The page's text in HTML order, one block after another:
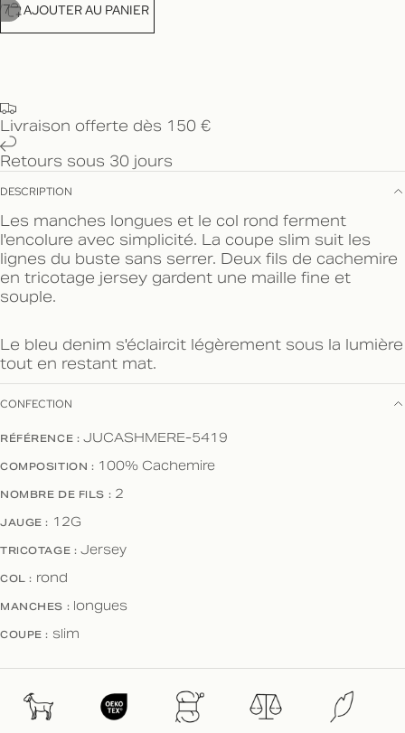
7 AJOUTER AU PANIER
Livraison offerte dès 150 €
Retours sous 30 jours
DESCRIPTION
Les manches longues et le col rond ferment
l'encolure avec simplicité. La coupe slim suit les
lignes du buste sans serrer. Deux fils de cachemire
en tricotage jersey gardent une maille fine et
souple.
Le bleu denim s'éclaircit légèrement sous la lumière
tout en restant mat.
CONFECTION
RÉFÉRENCE : JUCASHMERE-5419
COMPOSITION : 100% Cachemire
NOMBRE DE FILS : 2
JAUGE : 12G
TRICOTAGE : Jersey
COL : rond
MANCHES : longues
COUPE : slim